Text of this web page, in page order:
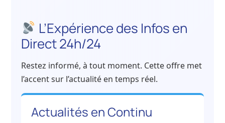
L’Expérience des Infos en
Direct 24h/24
Restez informé, à tout moment. Cette offre met
l’accent sur l’actualité en temps réel.
Actualités en Continu